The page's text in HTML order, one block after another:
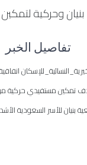
وحركية
تفاصيل الخبر
تمكين مستفيدي حركية من
بنيان للأسر السعودية